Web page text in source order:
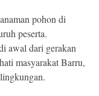
pohon di
peserta.
awal dari gerakan
masyarakat Barru,